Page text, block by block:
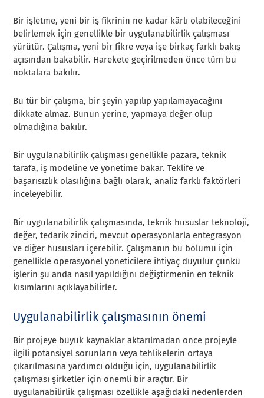
Bir işletme, yeni bir iş fikrinin ne kadar kârlı olabileceğini
belirlemek için genellikle bir uygulanabilirlik çalışması
yürütür. Çalışma, yeni bir fikre veya işe birkaç farklı bakış
açısından bakabilir. Harekete geçirilmeden önce tüm bu
noktalara bakılır.
Bu tür bir çalışma, bir şeyin yapılıp yapılamayacağını
dikkate almaz. Bunun yerine, yapmaya değer olup
olmadığına bakılır.
Bir uygulanabilirlik çalışması genellikle pazara, teknik
tarafa, iş modeline ve yönetime bakar. Teklife ve
başarısızlık olasılığına bağlı olarak, analiz farklı faktörleri
inceleyebilir.
Bir uygulanabilirlik çalışmasında, teknik hususlar teknoloji,
değer, tedarik zinciri, mevcut operasyonlarla entegrasyon
ve diğer hususları içerebilir. Çalışmanın bu bölümü için
genellikle operasyonel yöneticilere ihtiyaç duyulur çünkü
işlerin şu anda nasıl yapıldığını değiştirmenin en teknik
kısımlarını açıklayabilirler.
Uygulanabilirlik çalışmasının önemi
Bir projeye büyük kaynaklar aktarılmadan önce projeyle
ilgili potansiyel sorunların veya tehlikelerin ortaya
çıkarılmasına yardımcı olduğu için, uygulanabilirlik
çalışması şirketler için önemli bir araçtır. Bir
uygulanabilirlik çalışması özellikle aşağıdaki nedenlerden